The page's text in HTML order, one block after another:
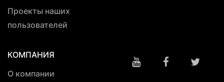
Проекты наших
пользователей
КОМПАНИЯ
О компании